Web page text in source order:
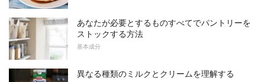
あなたが必要とするものすべてでパントリーを
ストックする方法
基本成分
異なる種類のミルクとクリームを理解する